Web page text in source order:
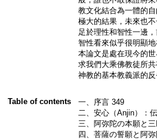
教文化結合為一體的
極大的結果，未來也
足於理性和智性一邊
智性看來似乎很明顯
本論文是處在現今的
求我們大乘佛教徒所
神教的基本教義派的
Table of contents
一、序言 349
二、安心（Anjin）：
三、阿弥陀の本願と
四、菩薩の誓願と阿